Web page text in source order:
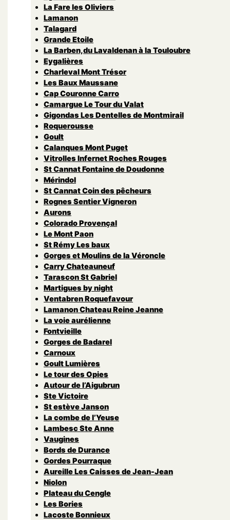
La Fare les Oliviers
Lamanon
Talagard
Grande Etoile
La Barben,du Lavaldenan à la Touloubre
Eygalières
Charleval Mont Trésor
Les Baux Maussane
Cap Couronne Carro
Camargue Le Tour du Valat
Gigondas Les Dentelles de Montmirail
Roquerousse
Goult
Calanques Mont Puget
Vitrolles Infernet Roches Rouges
St Cannat Fontaine de Doudonne
Mérindol
St Cannat Coin des pêcheurs
Rognes Sentier Vigneron
Aurons
Colorado Provençal
Le Mont Paon
St Rémy Les baux
Gorges et Moulins de la Véroncle
Carry Chateauneuf
Tarascon St Gabriel
Martigues by night
Ventabren Roquefavour
Lamanon Chateau Reine Jeanne
La voie aurélienne
Fontvieille
Gorges de Badarel
Carnoux
Goult Lumières
Le tour des Opies
Autour de l’Aigubrun
Ste Victoire
St estève Janson
La combe de l’Yeuse
Lambesc Ste Anne
Vaugines
Bords de Durance
Gordes Pourraque
Aureille Les Caisses de Jean-Jean
Niolon
Plateau du Cengle
Les Bories
Lacoste Bonnieux